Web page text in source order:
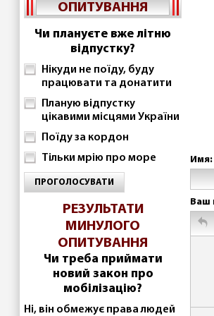
ОПИТУВАННЯ
Чи плануєте вже літню
відпустку?
Нікуди не поїду, буду
працювати та донатити
Планую відпустку
цікавими місцями України
Поїду за кордон
Тільки мрію про море
ПРОГОЛОСУВАТИ
РЕЗУЛЬТАТИ
МИНУЛОГО
ОПИТУВАННЯ
Чи треба приймати
новий закон про
мобілізацію?
Ні, він обмежує права людей
Имя:
Ваш